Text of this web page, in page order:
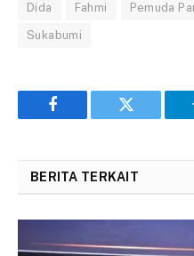
Dida Fahmi Pemuda
Sukabumi
Facebook Twitter
BERITA TERKAIT